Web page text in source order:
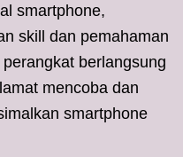
smartphone,
skill dan pemahaman
berlangsung
mencoba dan
smartphone